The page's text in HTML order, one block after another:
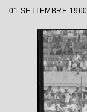
01 SETTEMBRE 1960